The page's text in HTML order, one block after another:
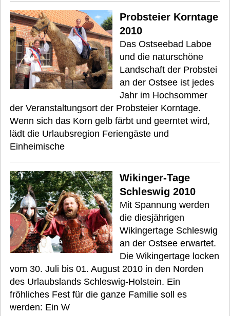
Probsteier Korntage
2010
Das Ostseebad Laboe
und die naturschöne
Landschaft der Probstei
an der Ostsee ist jedes
Jahr im Hochsommer
der Veranstaltungsort der Probsteier Korntage.
Wenn sich das Korn gelb färbt und geerntet wird,
lädt die Urlaubsregion Feriengäste und
Einheimische
Wikinger-Tage
Schleswig 2010
Mit Spannung werden
die diesjährigen
Wikingertage Schleswig
an der Ostsee erwartet.
Die Wikingertage locken
vom 30. Juli bis 01. August 2010 in den Norden
des Urlaubslands Schleswig-Holstein. Ein
fröhliches Fest für die ganze Familie soll es
werden: Ein W